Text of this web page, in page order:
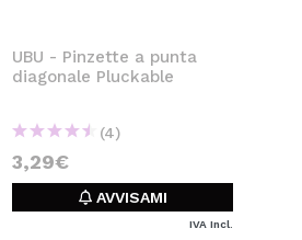
UBU - Pinzette a punta
diagonale Pluckable
(4)
3,29€
AVVISAMI
IVA Incl.